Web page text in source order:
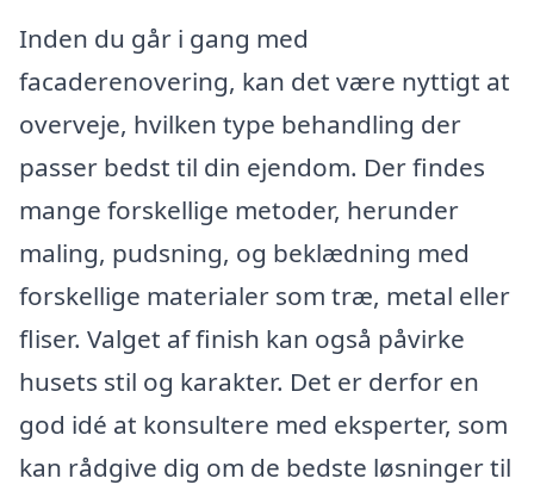
Inden du går i gang med
facaderenovering, kan det være nyttigt at
overveje, hvilken type behandling der
passer bedst til din ejendom. Der findes
mange forskellige metoder, herunder
maling, pudsning, og beklædning med
forskellige materialer som træ, metal eller
fliser. Valget af finish kan også påvirke
husets stil og karakter. Det er derfor en
god idé at konsultere med eksperter, som
kan rådgive dig om de bedste løsninger til